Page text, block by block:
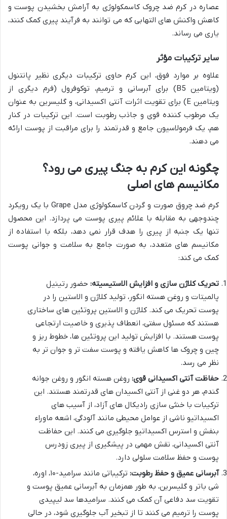
عصاره در کرم ضد چروک کاسمکولوژی به آرامش بخشیدن پوست و
کاهش واکنش های التهابی که می توانند به فرآیند پیری کمک کنند،
یاری می رساند.
سایر ترکیبات مؤثر
علاوه بر موارد فوق، این کرم حاوی ترکیبات دیگری نظیر پانتنول
(ویتامین B5) برای آبرسانی و ترمیم، توکوفرول (فرم دیگری از
ویتامین E) برای تقویت اثرات آنتی اکسیدانی، و گلیسرین به عنوان
یک مرطوب کننده قوی و جاذب رطوبت است. این ترکیبات در کنار
هم، یک فرمولاسیون جامع و قدرتمند را برای مراقبت از پوست ارائه
می دهند.
چگونه این کرم به جنگ پیری می رود؟
مکانیسم های اصلی
کرم ضد چروق صورت و گردن کاسمکولوژی مدل Grape با یک رویکرد
چندوجهی به مقابله با علائم پیری پوست می پردازد. این محصول
تنها یک جنبه از پیری را هدف قرار نمی دهد، بلکه با استفاده از
مکانیسم های متعدد، به صورت جامع به سلامت و جوانی پوست
کمک می کند:
تحریک کلاژن سازی و افزایش الاستیسیته: حضور رتینیل
پالمیتات و روغن هسته انگور، تولید کلاژن و الاستین را در
پوست تحریک می کند. کلاژن و الاستین پروتئین های ساختاری
هستند که مسئول سفتی، انعطاف پذیری و خاصیت ارتجاعی
پوست هستند. با افزایش تولید این پروتئین ها، خطوط ریز و
چین و چروک ها کاهش یافته و پوست سفت تر و جوان تر به
نظر می رسد.
حفاظت آنتی اکسیدانی قوی: روغن هسته انگور و روغن جوانه
گندم، هر دو غنی از آنتی اکسیدان های قدرتمند هستند. این
ترکیبات با خنثی سازی رادیکال های آزاد، از آسیب های
اکسیداتیو ناشی از عوامل محیطی مانند آلودگی، اشعه ماوراء
بنفش و استرس اکسیداتیو جلوگیری می کنند. این حفاظت
آنتی اکسیدانی، نقش مهمی در پیشگیری از پیری زودرس
پوست و حفظ سلامت سلولی دارد.
آبرسانی عمیق و حفظ رطوبت:
ترکیباتی مانند سرامید-۱۰، اوره،
شی باتر و گلیسرین، به طور همزمان به آبرسانی عمیق پوست و
تقویت سد دفاعی آن کمک می کنند. سرامیدها سد لیپیدی
پوست را ترمیم می کنند تا از تبخیر آب جلوگیری شود، در حالی